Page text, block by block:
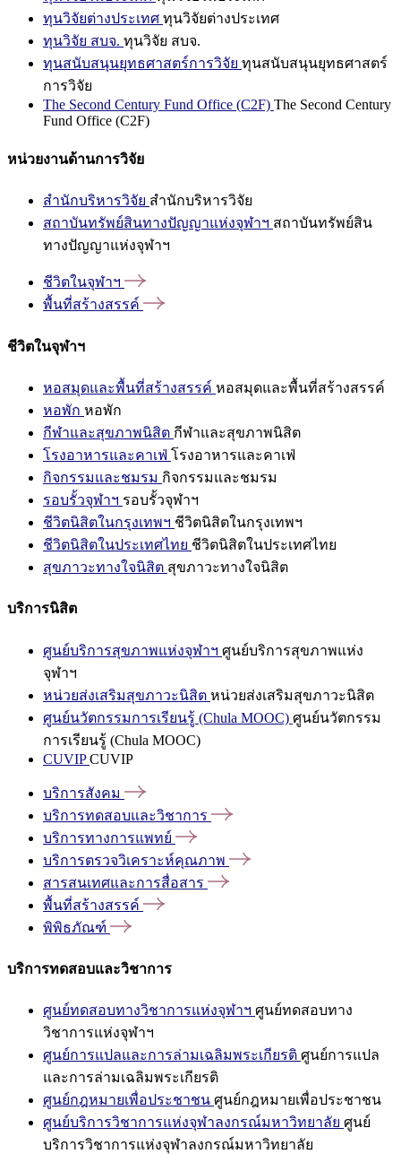
ทุนวิจัยต่างประเทศ ทุนวิจัยต่างประเทศ
ทุนวิจัย สบจ. ทุนวิจัย สบจ.
ทุนสนับสนุนยุทธศาสตร์การวิจัย ทุนสนับสนุนยุทธศาสตร์
การวิจัย
The Second Century Fund Office (C2F) The Second Century
Fund Office (C2F)
หน่วยงานด้านการวิจัย
สำนักบริหารวิจัย สำนักบริหารวิจัย
สถาบันทรัพย์สินทางปัญญาแห่งจุฬาฯ สถาบันทรัพย์สิน
ทางปัญญาแห่งจุฬาฯ
ชีวิตในจุฬาฯ
พื้นที่สร้างสรรค์
ชีวิตในจุฬาฯ
หอสมุดและพื้นที่สร้างสรรค์ หอสมุดและพื้นที่สร้างสรรค์
หอพัก หอพัก
กีฬาและสุขภาพนิสิต กีฬาและสุขภาพนิสิต
โรงอาหารและคาเฟ่ โรงอาหารและคาเฟ่
กิจกรรมและชมรม กิจกรรมและชมรม
รอบรั้วจุฬาฯ รอบรั้วจุฬาฯ
ชีวิตนิสิตในกรุงเทพฯ ชีวิตนิสิตในกรุงเทพฯ
ชีวิตนิสิตในประเทศไทย ชีวิตนิสิตในประเทศไทย
สุขภาวะทางใจนิสิต สุขภาวะทางใจนิสิต
บริการนิสิต
ศูนย์บริการสุขภาพแห่งจุฬาฯ ศูนย์บริการสุขภาพแห่ง
จุฬาฯ
หน่วยส่งเสริมสุขภาวะนิสิต หน่วยส่งเสริมสุขภาวะนิสิต
ศูนย์นวัตกรรมการเรียนรู้ (Chula MOOC) ศูนย์นวัตกรรม
การเรียนรู้ (Chula MOOC)
CUVIPCUVIP
บริการสังคม
บริการทดสอบและวิชาการ
บริการทางการแพทย์
บริการตรวจวิเคราะห์คุณภาพ
สารสนเทศและการสื่อสาร
พื้นที่สร้างสรรค์
พิพิธภัณฑ์
บริการทดสอบและวิชาการ
ศูนย์ทดสอบทางวิชาการแห่งจุฬาฯ ศูนย์ทดสอบทาง
วิชาการแห่งจุฬาฯ
ศูนย์การแปลและการล่ามเฉลิมพระเกียรติ ศูนย์การแปล
และการล่ามเฉลิมพระเกียรติ
ศูนย์กฎหมายเพื่อประชาชน ศูนย์กฎหมายเพื่อประชาชน
ศูนย์บริการวิชาการแห่งจุฬาลงกรณ์มหาวิทยาลัย ศูนย์
บริการวิชาการแห่งจุฬาลงกรณ์มหาวิทยาลัย